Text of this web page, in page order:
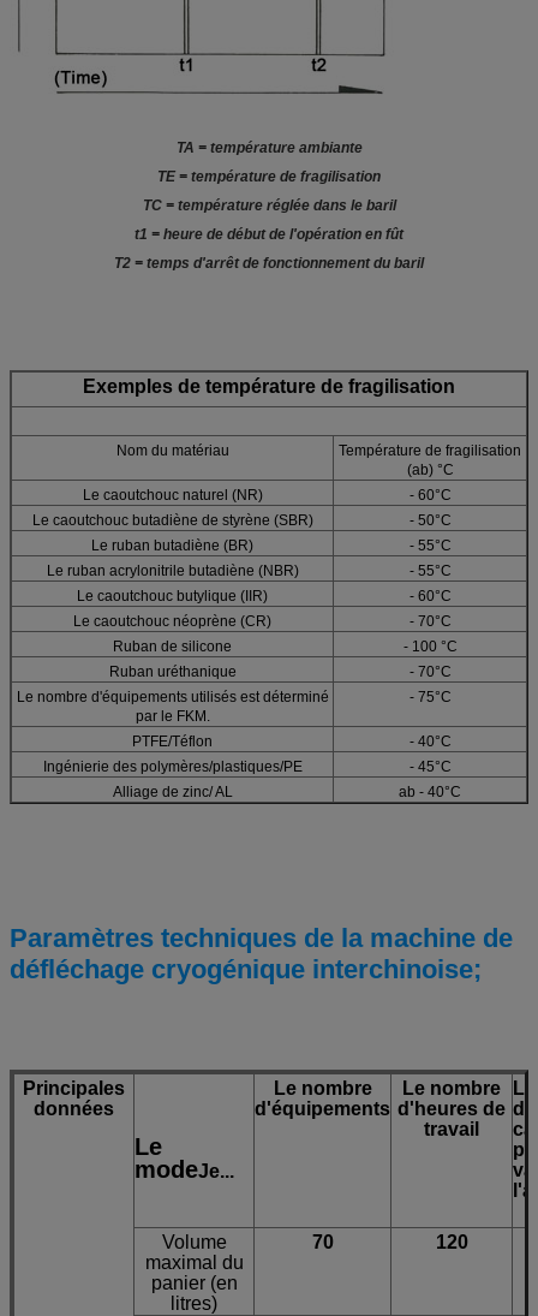
TA = température ambiante
TE = température de fragilisation
TC = température réglée dans le baril
t1 = heure de début de l'opération en fût
T2 = temps d'arrêt de fonctionnement du baril
Exemples de température de fragilisation
Nom du matériau
Température de fragilisation
(ab) °C
Le caoutchouc naturel (NR)
- 60°C
Le caoutchouc butadiène de styrène (SBR)
- 50°C
Le ruban butadiène (BR)
- 55°C
Le ruban acrylonitrile butadiène (NBR)
- 55°C
Le caoutchouc butylique (IIR)
- 60°C
Le caoutchouc néoprène (CR)
- 70°C
Ruban de silicone
- 100 °C
Ruban uréthanique
- 70°C
Le nombre d'équipements utilisés est déterminé
par le FKM.
- 75°C
PTFE/Téflon
- 40°C
Ingénierie des polymères/plastiques/PE
- 45°C
Alliage de zinc/ AL
ab - 40°C
Paramètres techniques de la machine de
défléchage cryogénique interchinoise;
Principales
données
Le
modeJe...
Le nombre
d'équipements
Le nombre
d'heures de
travail
Volume
maximal du
panier (en
litres)
70 120